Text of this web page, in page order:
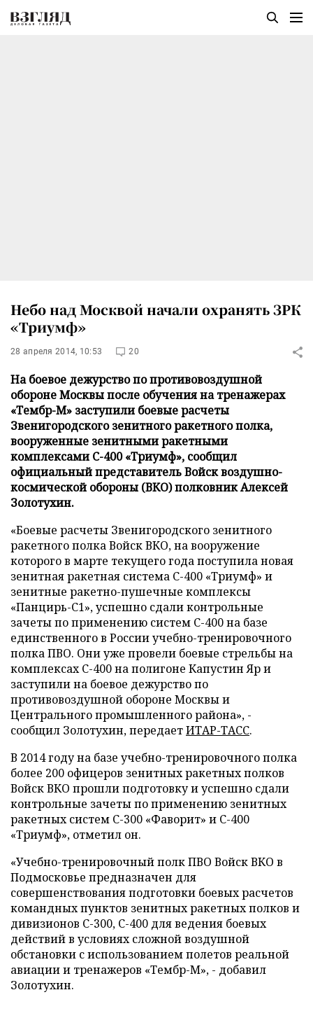
Небо над Москвой начали охранять ЗРК
«Триумф»
28 апреля 2014, 10:53 20
На боевое дежурство по противовоздушной
обороне Москвы после обучения на тренажерах
«Тембр-М» заступили боевые расчеты
Звенигородского зенитного ракетного полка,
вооруженные зенитными ракетными
комплексами С-400 «Триумф», сообщил
официальный представитель Войск воздушно-
космической обороны (ВКО) полковник Алексей
Золотухин.
«Боевые расчеты Звенигородского зенитного
ракетного полка Войск ВКО, на вооружение
которого в марте текущего года поступила новая
зенитная ракетная система С-400 «Триумф» и
зенитные ракетно-пушечные комплексы
«Панцирь-С1», успешно сдали контрольные
зачеты по применению систем С-400 на базе
единственного в России учебно-тренировочного
полка ПВО. Они уже провели боевые стрельбы на
комплексах С-400 на полигоне Капустин Яр и
заступили на боевое дежурство по
противовоздушной обороне Москвы и
Центрального промышленного района», -
сообщил Золотухин, передаетИТАР-ТАСС.
В 2014 году на базе учебно-тренировочного полка
более 200 офицеров зенитных ракетных полков
Войск ВКО прошли подготовку и успешно сдали
контрольные зачеты по применению зенитных
ракетных систем С-300 «Фаворит» и С-400
«Триумф», отметил он.
«Учебно-тренировочный полк ПВО Войск ВКО в
Подмосковье предназначен для
совершенствования подготовки боевых расчетов
командных пунктов зенитных ракетных полков и
дивизионов С-300, С-400 для ведения боевых
действий в условиях сложной воздушной
обстановки с использованием полетов реальной
авиации и тренажеров «Тембр-М», - добавил
Золотухин.